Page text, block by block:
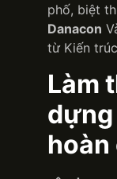
phố, biệt
Danacon
từ Kiến
Làm
dựng
hoàn